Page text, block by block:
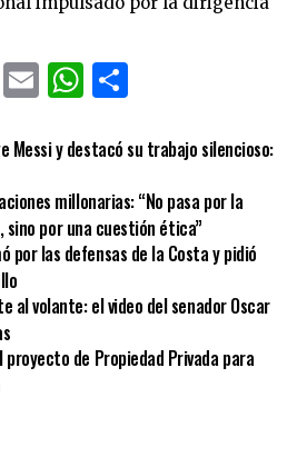
CopyEmailWhatsApp
Messi y destacó su trabajo silencioso:
millonarias: “No pasa por la
por una cuestión ética”
por las defensas de la Costa y pidió
al volante: el video del senador Oscar
proyecto de Propiedad Privada para